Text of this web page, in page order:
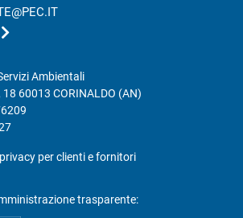
Ambientali
60013 CORINALDO (AN)
per clienti e fornitori
trasparente: